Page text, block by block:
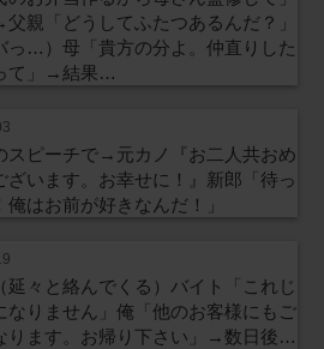
親「どうしてふたつあるんだ？」
っ…）母「貴方の分よ。仲直りした
て」→結果…
スピーチで→元カノ『お二人共おめ
ざいます。お幸せに！』新郎「待っ
俺はお前が好きなんだ！」
延々と絡んでくる）バイト「これじ
なりません」俺「他のお客様にもご
ります。お帰り下さい」→数日後…